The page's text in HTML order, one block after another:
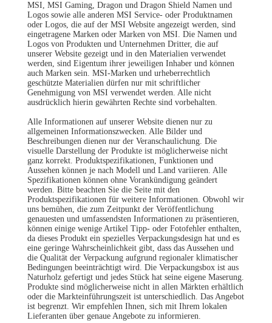
MSI, MSI Gaming, Dragon und Dragon Shield Namen und
Logos sowie alle anderen MSI Service- oder Produktnamen
oder Logos, die auf der MSI Website angezeigt werden, sind
eingetragene Marken oder Marken von MSI. Die Namen und
Logos von Produkten und Unternehmen Dritter, die auf
unserer Website gezeigt und in den Materialien verwendet
werden, sind Eigentum ihrer jeweiligen Inhaber und können
auch Marken sein. MSI-Marken und urheberrechtlich
geschützte Materialien dürfen nur mit schriftlicher
Genehmigung von MSI verwendet werden. Alle nicht
ausdrücklich hierin gewährten Rechte sind vorbehalten.
Alle Informationen auf unserer Website dienen nur zu
allgemeinen Informationszwecken. Alle Bilder und
Beschreibungen dienen nur der Veranschaulichung. Die
visuelle Darstellung der Produkte ist möglicherweise nicht
ganz korrekt. Produktspezifikationen, Funktionen und
Aussehen können je nach Modell und Land variieren. Alle
Spezifikationen können ohne Vorankündigung geändert
werden. Bitte beachten Sie die Seite mit den
Produktspezifikationen für weitere Informationen. Obwohl wir
uns bemühen, die zum Zeitpunkt der Veröffentlichung
genauesten und umfassendsten Informationen zu präsentieren,
können einige wenige Artikel Tipp- oder Fotofehler enthalten,
da dieses Produkt ein spezielles Verpackungsdesign hat und es
eine geringe Wahrscheinlichkeit gibt, dass das Aussehen und
die Qualität der Verpackung aufgrund regionaler klimatischer
Bedingungen beeinträchtigt wird. Die Verpackungsbox ist aus
Naturholz gefertigt und jedes Stück hat seine eigene Maserung.
Produkte sind möglicherweise nicht in allen Märkten erhältlich
oder die Markteinführungszeit ist unterschiedlich. Das Angebot
ist begrenzt. Wir empfehlen Ihnen, sich mit Ihrem lokalen
Lieferanten über genaue Angebote zu informieren.